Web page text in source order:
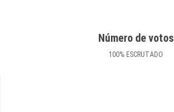
Número de votos
100% ESCRUTADO